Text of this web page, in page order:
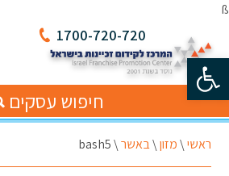
פתח סרגל נגישות
ß
1700-720-720
חיפוש עסקים
ראשי\מזון\באשר\
bash5